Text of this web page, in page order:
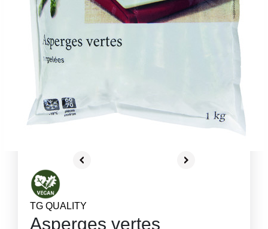
TG QUALITY
Asperges vertes